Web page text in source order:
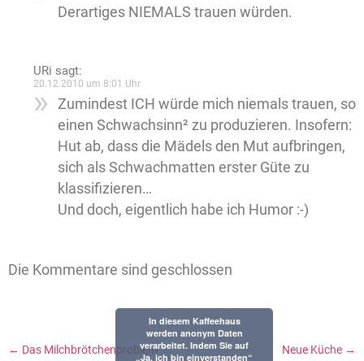
Derartiges NIEMALS trauen würden.
URi sagt:
20.12.2010 um 8:01 Uhr
Zumindest ICH würde mich niemals trauen, so
einen Schwachsinn² zu produzieren. Insofern:
Hut ab, dass die Mädels den Mut aufbringen,
sich als Schwachmatten erster Güte zu
klassifizieren…
Und doch, eigentlich habe ich Humor :-)
Die Kommentare sind geschlossen
← Das Milchbrötchenproblem Neue Küche →
In diesem Kaffeehaus
werden anonym Daten
verarbeitet. Indem Sie auf
„Ja, ich bin einverstanden“